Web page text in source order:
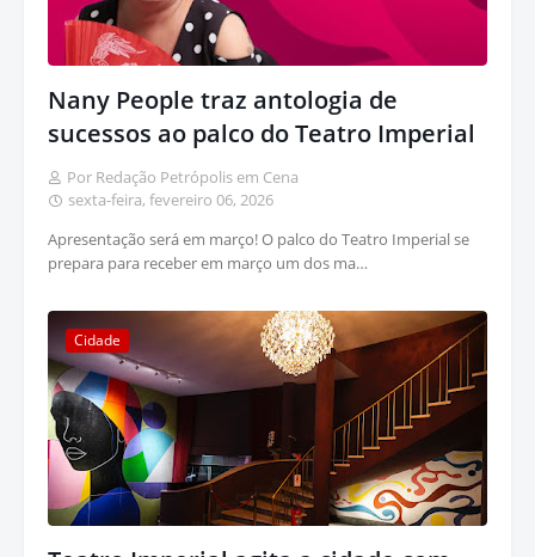
Nany People traz antologia de
sucessos ao palco do Teatro Imperial
Por Redação Petrópolis em Cena
sexta-feira, fevereiro 06, 2026
Apresentação será em março! O palco do Teatro Imperial se
prepara para receber em março um dos ma…
Cidade